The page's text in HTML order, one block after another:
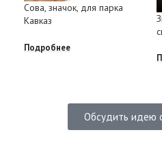
Сова, значок, для парка
Кавказ
Подробнее
Обсудить идею